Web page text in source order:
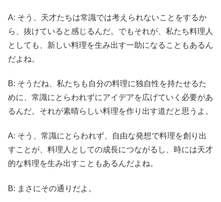
A: そう、天才たちは常識では考えられないことをするか
ら、抜けていると感じるんだ。でもそれが、私たち料理人
としても、新しい料理を生み出す一助になることもあるん
だよね。
B: そうだね、私たちも自分の料理に独自性を持たせるた
めに、常識にとらわれずにアイデアを広げていく必要があ
るんだ。それが素晴らしい料理を作り出す道だと思うよ。
A: そう、常識にとらわれず、自由な発想で料理を創り出
すことが、料理人としての成長につながるし、時には天才
的な料理を生み出すこともあるんだよね。
B: まさにその通りだよ。